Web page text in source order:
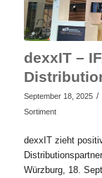
dexxIT –
September 18, 2025 /
Sortiment
dexxIT zieht
Würzburg, 18.